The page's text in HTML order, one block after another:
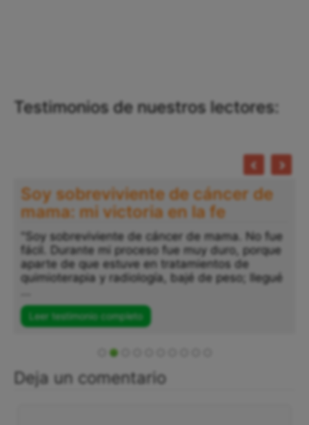
Testimonios de nuestros lectores:
Soy sobreviviente de cáncer de
mama: mi victoria en la fe
"Soy sobreviviente de cáncer de mama. No fue
fácil. Durante mi proceso fue muy duro, porque
aparte de que estuve en tratamientos de
quimioterapia y radiología, bajé de peso; llegué
Leer testimonio completo
Deja un comentario